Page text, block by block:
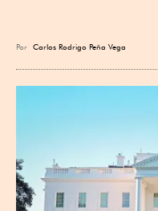
Por Carlos Rodrigo Peña Vega